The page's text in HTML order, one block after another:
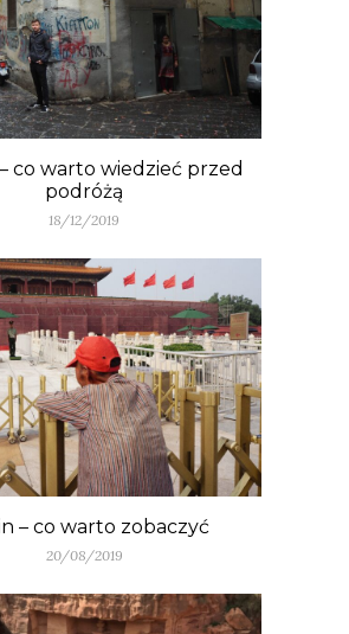
co warto wiedzieć przed
podróżą
18/12/2019
– co warto zobaczyć
20/08/2019